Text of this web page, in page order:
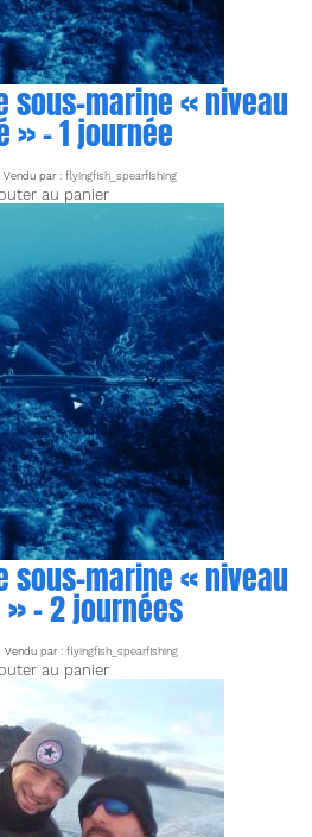
sous-marine « niveau
» – 1 journée
Vendu par : flyingfish_spearfishing
au panier
sous-marine « niveau
– 2 journées
Vendu par : flyingfish_spearfishing
au panier